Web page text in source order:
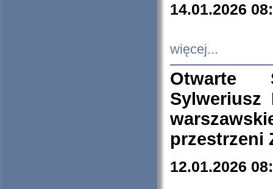
14.01.2026
więcej...
Otwarte
Sylweriusz
przestrzeni
12.01.2026